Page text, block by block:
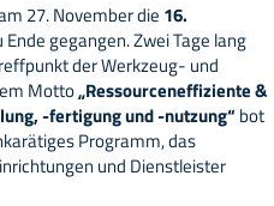
27. November die 16.
Ende gegangen. Zwei Tage lang
der Werkzeug- und
Motto„Ressourceneffiziente &
-fertigung und -nutzung“ bot
Programm, das
und Dienstleister